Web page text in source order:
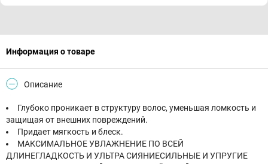
Информация о товаре
Описание
Глубоко проникает в структуру волос, уменьшая ломкость и
защищая от внешних повреждений.
Придает мягкость и блеск.
МАКСИМАЛЬНОЕ УВЛАЖНЕНИЕ ПО ВСЕЙ
ДЛИНЕГЛАДКОСТЬ И УЛЬТРА СИЯНИЕСИЛЬНЫЕ И УПРУГИЕ